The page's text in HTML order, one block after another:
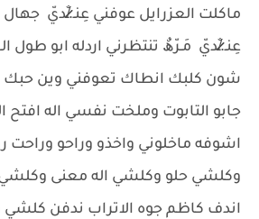
ماكلت العزرايل عوفني عِنـ.̷̷̸̷̐ـديّ جهال
عِنـ.̷̷̸̷̐ـديّ مَـرّھٌ تنتظرني اردله ابو طول
شون كلبك انطاك تعوفني وين حبك
جابو التابوت وملخت نفسي اله افتح
اشوفه ماخلوني واخذو وراحو وراحت
وكلشي حلو وكلشي اله معنى وكلشي
اندف كاظم جوه الاتراب ندفن كلشي